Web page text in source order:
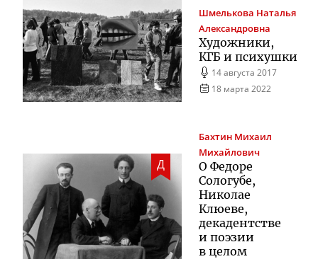
Шмелькова Наталья
Александровна
Художники,
КГБ и психушки
14 августа 2017
18 марта 2022
Д
Бахтин Михаил
Михайлович
О Федоре
Сологубе,
Николае
Клюеве,
декадентстве
и поэзии
в целом